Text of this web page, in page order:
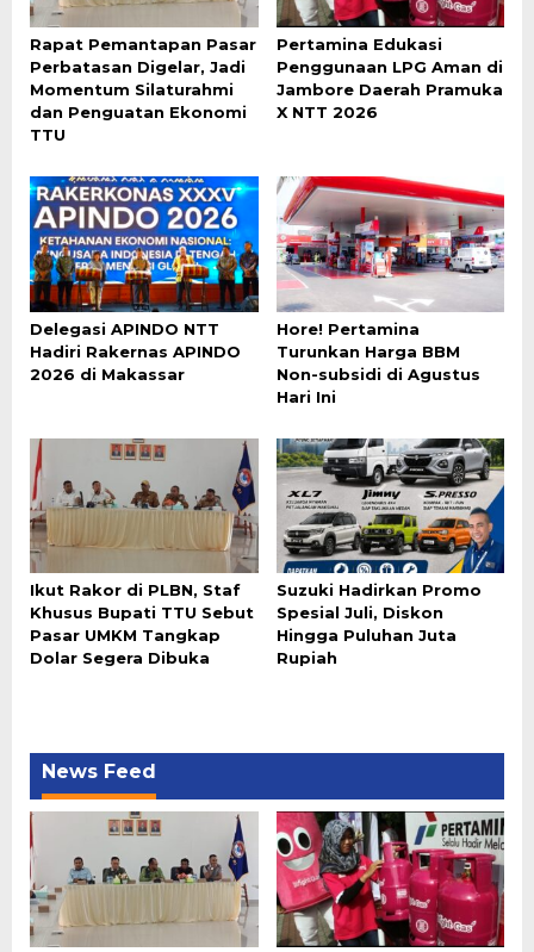
Rapat Pemantapan Pasar
Perbatasan Digelar, Jadi
Momentum Silaturahmi
dan Penguatan Ekonomi
TTU
Pertamina Edukasi
Penggunaan LPG Aman di
Jambore Daerah Pramuka
X NTT 2026
Delegasi APINDO NTT
Hadiri Rakernas APINDO
2026 di Makassar
Hore! Pertamina
Turunkan Harga BBM
Non-subsidi di Agustus
Hari Ini
Ikut Rakor di PLBN, Staf
Khusus Bupati TTU Sebut
Pasar UMKM Tangkap
Dolar Segera Dibuka
Suzuki Hadirkan Promo
Spesial Juli, Diskon
Hingga Puluhan Juta
Rupiah
News Feed